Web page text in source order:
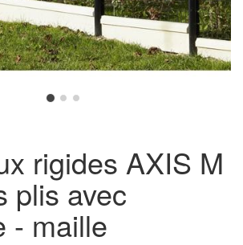
rigides AXIS M
plis avec
- maille